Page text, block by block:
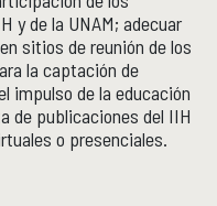
y de la UNAM; adecuar
sitios de reunión de los
la captación de
impulso de la educación
de publicaciones del IIH
o presenciales.